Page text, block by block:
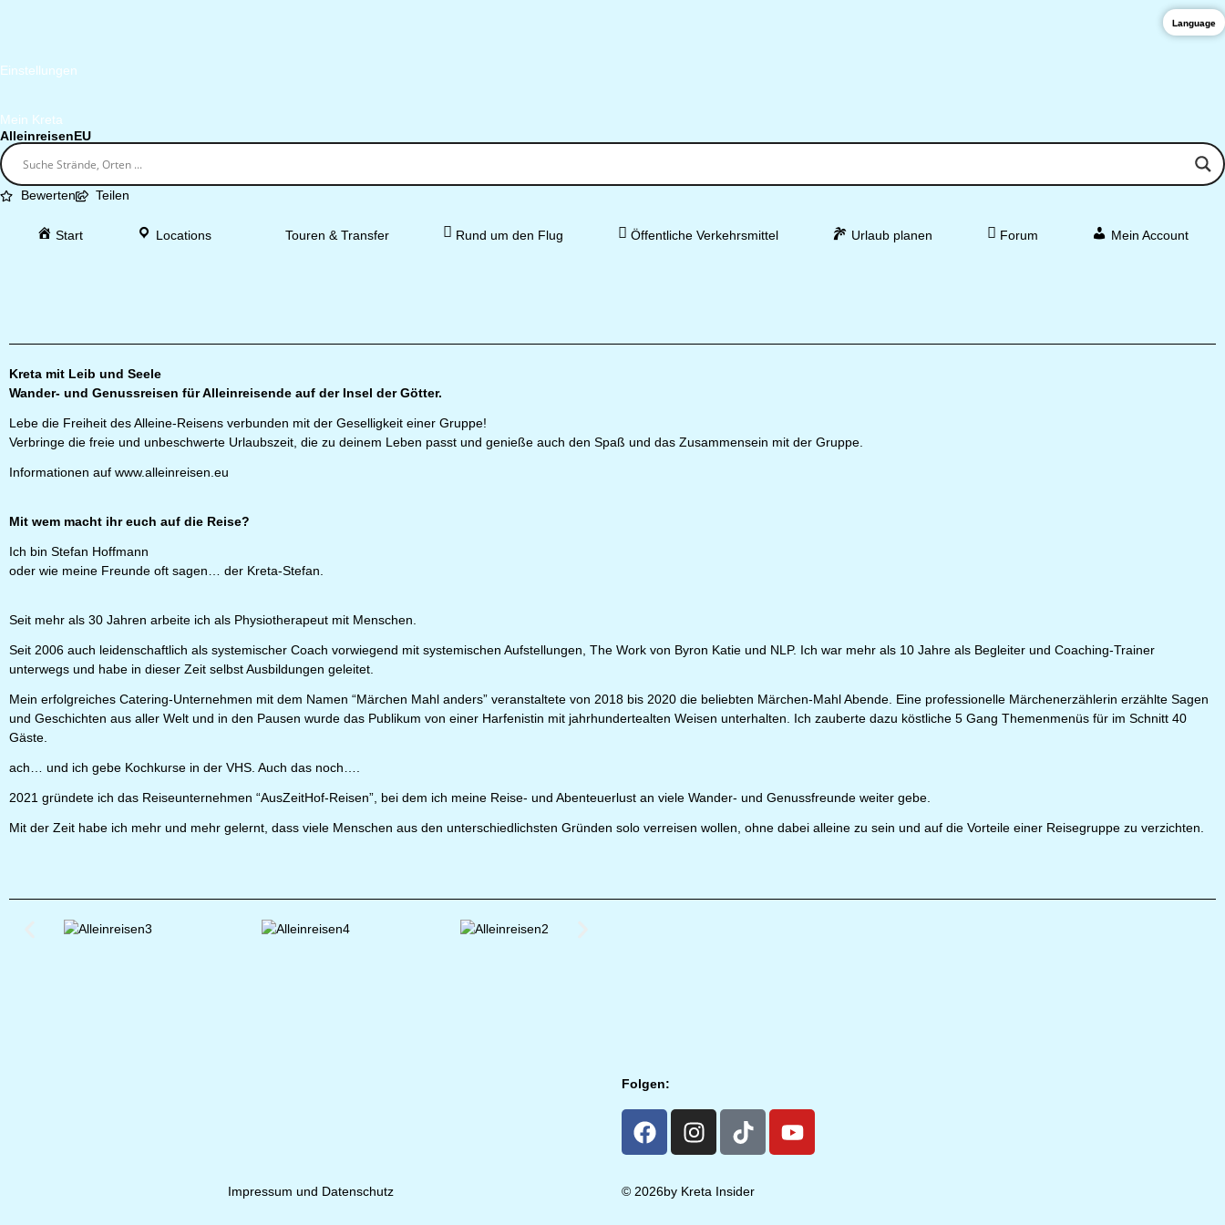
Einstellungen
Mein Kreta
AlleinreisenEU
Bewerten Teilen
Start Locations Touren & Transfer Rund um den Flug Öffentliche Verkehrsmittel Urlaub planen Forum Mein Account
Kreta mit Leib und Seele
Wander- und Genussreisen für Alleinreisende auf der Insel der Götter.
Lebe die Freiheit des Alleine-Reisens verbunden mit der Geselligkeit einer Gruppe!
Verbringe die freie und unbeschwerte Urlaubszeit, die zu deinem Leben passt und genieße auch den Spaß und das Zusammensein mit der Gruppe.
Informationen auf www.alleinreisen.eu
Mit wem macht ihr euch auf die Reise?
Ich bin Stefan Hoffmann
oder wie meine Freunde oft sagen… der Kreta-Stefan.
Seit mehr als 30 Jahren arbeite ich als Physiotherapeut mit Menschen.
Seit 2006 auch leidenschaftlich als systemischer Coach vorwiegend mit systemischen Aufstellungen, The Work von Byron Katie und NLP. Ich war mehr als 10 Jahre als Begleiter und Coaching-Trainer
unterwegs und habe in dieser Zeit selbst Ausbildungen geleitet.
Mein erfolgreiches Catering-Unternehmen mit dem Namen “Märchen Mahl anders” veranstaltete von 2018 bis 2020 die beliebten Märchen-Mahl Abende. Eine professionelle Märchenerzählerin erzählte Sagen
und Geschichten aus aller Welt und in den Pausen wurde das Publikum von einer Harfenistin mit jahrhundertealten Weisen unterhalten. Ich zauberte dazu köstliche 5 Gang Themenmenüs für im Schnitt 40
Gäste.
ach… und ich gebe Kochkurse in der VHS. Auch das noch….
2021 gründete ich das Reiseunternehmen “AusZeitHof-Reisen”, bei dem ich meine Reise- und Abenteuerlust an viele Wander- und Genussfreunde weiter gebe.
Mit der Zeit habe ich mehr und mehr gelernt, dass viele Menschen aus den unterschiedlichsten Gründen solo verreisen wollen, ohne dabei alleine zu sein und auf die Vorteile einer Reisegruppe zu verzichten.
Folgen:
Impressum und Datenschutz © 2026by Kreta Insider
Language